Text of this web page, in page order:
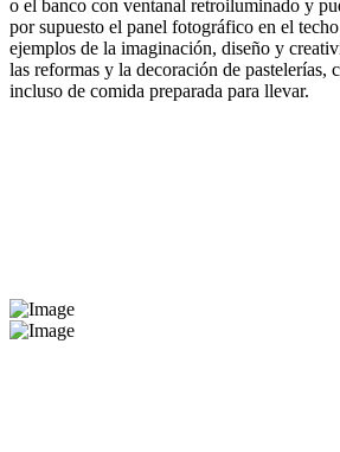
o el banco con ventanal retroiluminado y
por supuesto el panel fotográfico en el
ejemplos de la imaginación, diseño y
las reformas y la decoración de pastelerías,
incluso de comida preparada para llevar.